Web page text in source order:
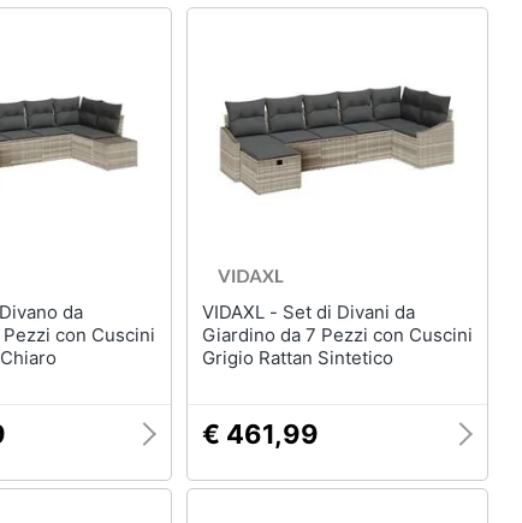
Divani
Divano letto
Arredamento da esterno
Piscine
Casette in legno
con Cuscini
VIDAXL - Set di Divani da
Giardino da 7 Pezzi con Cuscini
Grigio Rattan Sintetico
€ 461,99